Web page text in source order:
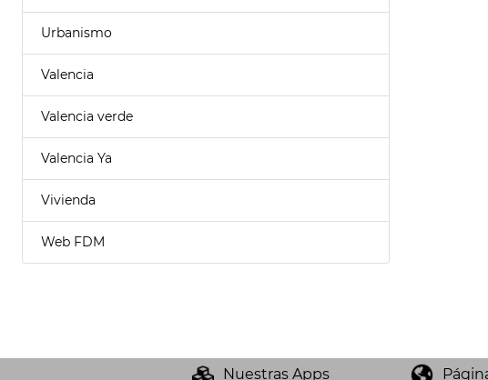
Urbanismo
Valencia
Valencia verde
Valencia Ya
Vivienda
Web FDM
Nuestras Apps